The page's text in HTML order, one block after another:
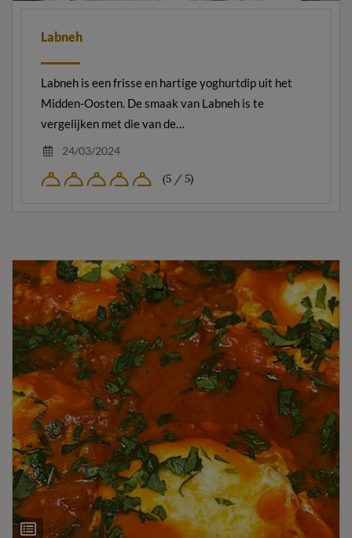
Labneh
Labneh is een frisse en hartige yoghurtdip uit het
Midden-Oosten. De smaak van Labneh is te
vergelijken met die van de…
24/03/2024
(5 / 5)
Ingrediëntenlijst